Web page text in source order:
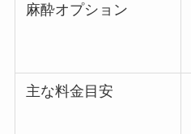
麻酔オプション
主な料金目安